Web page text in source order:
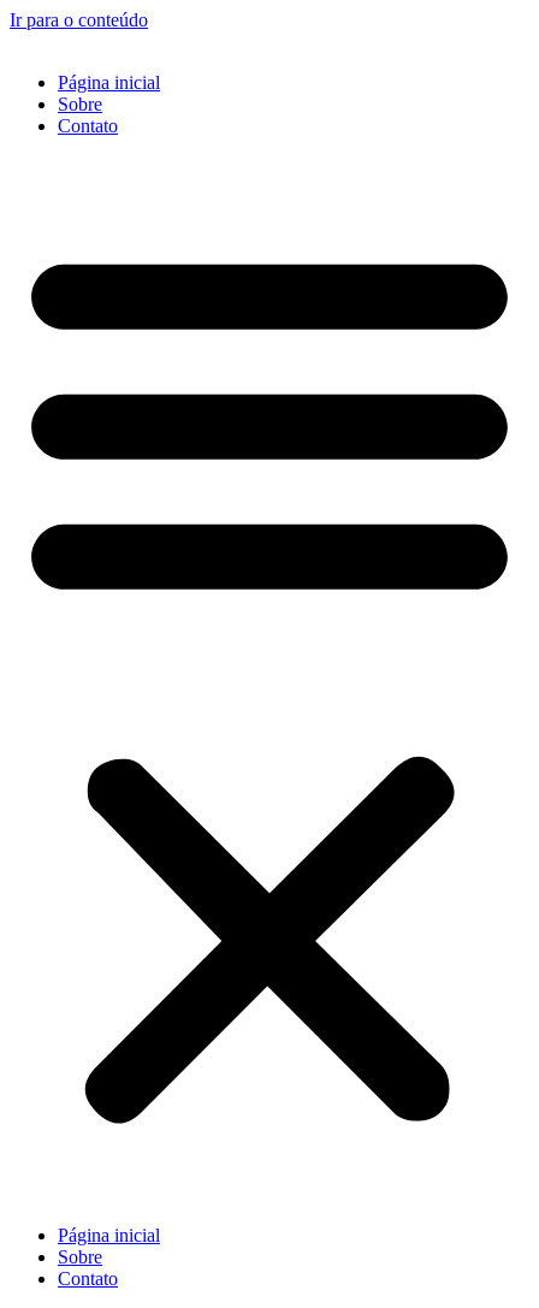
Ir para o conteúdo
Página inicial
Sobre
Contato
Página inicial
Sobre
Contato